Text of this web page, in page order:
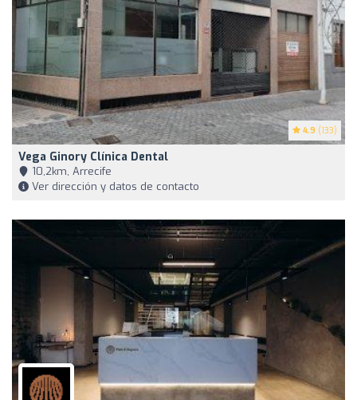
4.9 (133)
Vega Ginory Clínica Dental
10,2km, Arrecife
Ver dirección y datos de contacto